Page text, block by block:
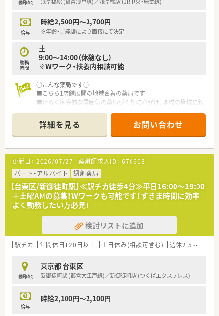
勤務地 浅草橋駅 (都営浅草線)／浅草橋駅 (JR中央・総武線)
給与
時給2,500円～2,700円
※年齢・ご経験により面接にて決定
勤務
時間
土
9:00～14:00（休憩なし）
※Wワーク・扶養内相談可能
○こんな薬局です○
■こちら1店舗展開の地域密着の薬局です
■明るく家庭的な雰囲気の薬局づくりに心がけ、地域の皆様に親
■複数科目取り扱えますので勉強していきたい方にもお勧めで
す。調剤未経験者の方も応相談！
■駅から近く通勤も便利！総武線、都営浅草線2路線利用可
■患者様はもちろん、社員同士の繋がりを大切にしている薬局様
です。
■雰囲気も良く、人間関係良好な薬局で長くお勤めして頂ける職
場環境です♪
詳細を見る お問い合わせ
更新日： 2026/07/27 薬剤師求人ID： 670608
パート・アルバイト
調剤薬局
【台東区/新御徒町駅】≪駅チカ徒歩4分≫平日16:00～19:00
＋土曜AMの募集！Wワークも可能です！すきま時間に効率
よく勤務したい方必見！
検討リストに追加
駅チカ 年間休日120日以上 土日休み(相談可含む) 週休2.5日以上
勤務地
東京都 台東区
新御徒町駅 (都営大江戸線)／新御徒町駅 (つくばエクスプレス)
給与
時給2,100円～2,100円